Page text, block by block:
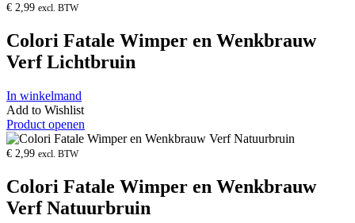
€ 2,99 excl. BTW
Colori Fatale Wimper en Wenkbrauw
Verf Lichtbruin
In winkelmand
Add to Wishlist
Product openen
€ 2,99 excl. BTW
Colori Fatale Wimper en Wenkbrauw
Verf Natuurbruin